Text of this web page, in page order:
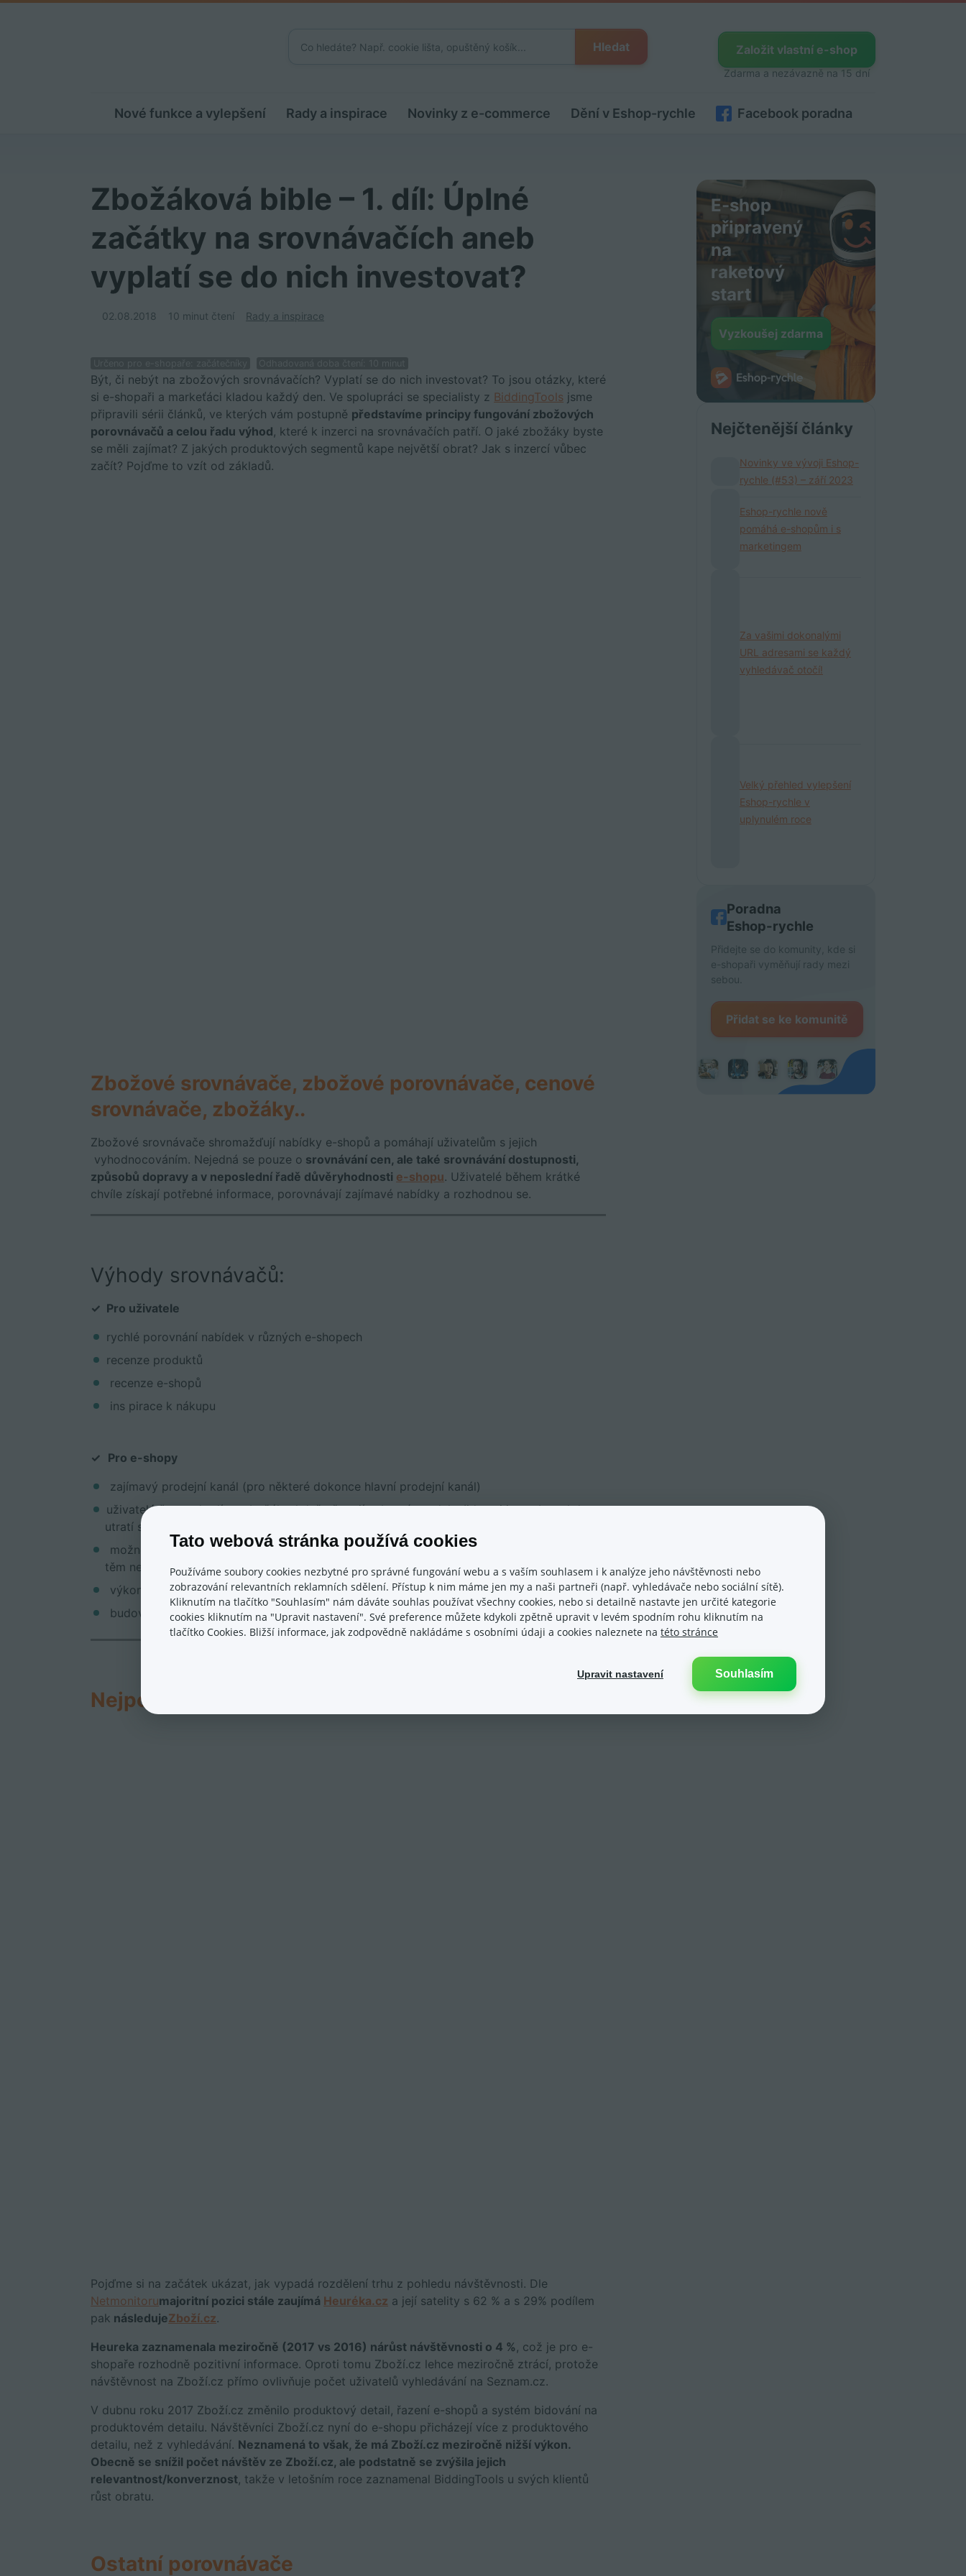
Hledat Založit vlastní e-shop
Zdarma a nezávazně na 15 dní
Nové funkce a vylepšení Rady a inspirace Novinky z e-commerce Dění v Eshop-rychle Facebook poradna
Zbožáková bible – 1. díl: Úplné
začátky na srovnávačích aneb
vyplatí se do nich investovat?
02.08.2018 10 minut čtení Rady a inspirace
Být, či nebýt na zbožových srovnávačích? Vyplatí se do nich investovat? To jsou otázky, které
si e-shopaři a markeťáci kladou každý den. Ve spolupráci se specialisty z BiddingTools jsme
připravili sérii článků, ve kterých vám postupně představíme principy fungování zbožových
porovnávačů a celou řadu výhod, které k inzerci na srovnávačích patří. O jaké zbožáky byste
se měli zajímat? Z jakých produktových segmentů kape největší obrat? Jak s inzercí vůbec
začít? Pojďme to vzít od základů.
Zbožové srovnávače, zbožové porovnávače, cenové
srovnávače, zbožáky..
Zbožové srovnávače shromažďují nabídky e-shopů a pomáhají uživatelům s jejich
vyhodnocováním. Nejedná se pouze o srovnávání cen, ale také srovnávání dostupnosti,
způsobů dopravy a v neposlední řadě důvěryhodnosti e-shopu. Uživatelé během krátké
chvíle získají potřebné informace, porovnávají zajímavé nabídky a rozhodnou se.
Výhody srovnávačů:
✓ Pro uživatele
rychlé porovnání nabídek v různých e-shopech
recenze produktů
recenze e-shopů
ins pirace k nákupu
✓ Pro e-shopy
zajímavý prodejní kanál (pro některé dokonce hlavní prodejní kanál)
uživatelé často chodí na zbožáky, když už mají vybraný produkt (jdou si jen vybrat, kde
utratí své peníze)
možnost ovlivňovat své zobrazování pomocí biddingu (i malé e-shopy mohou konkurovat
těm největším)
výkon srovnávačů je snadno měřitelný
budování důvěryhodnosti prostřednictvím recenzí e-shopu
Nejpopulárnější cenové srovnávače
Pojďme si na začátek ukázat, jak vypadá rozdělení trhu z pohledu návštěvnosti. Dle
Netmonitorumajoritní pozici stále zaujímá Heuréka.cz a její satelity s 62 % a s 29% podílem
pak následujeZboží.cz.
Heureka zaznamenala meziročně (2017 vs 2016) nárůst návštěvnosti o 4 % , což je pro e-
shopaře rozhodně pozitivní informace. Oproti tomu Zboží.cz lehce meziročně ztrácí, protože
návštěvnost na Zboží.cz přímo ovlivňuje počet uživatelů vyhledávání na Seznam.cz.
V dubnu roku 2017 Zboží.cz změnilo produktový detail, řazení e-shopů a systém bidování na
produktovém detailu. Návštěvníci Zboží.cz nyní do e-shopu přicházejí více z produktového
detailu, než z vyhledávání. Neznamená to však, že má Zboží.cz meziročně nižší výkon.
Obecně se snížil počet návštěv ze Zboží.cz, ale podstatně se zvýšila jejich
relevantnost/konverznost, takže v letošním roce zaznamenal BiddingTools u svých klientů
růst obratu.
Ostatní porovnávače
E-shop
připravený
na
raketový
start
Vyzkoušej zdarma
Nejčtenější články
Novinky ve vývoji Eshop-
rychle (#53) – září 2023
Eshop-rychle nově
pomáhá e-shopům i s
marketingem
Za vašimi dokonalými
URL adresami se každý
vyhledávač otočí!
Velký přehled vylepšení
Eshop-rychle v
uplynulém roce
Poradna
Eshop-rychle
Přidejte se do komunity, kde si
e-shopaři vyměňují rady mezi
sebou.
Přidat se ke komunitě
Tato webová stránka používá cookies
Používáme soubory cookies nezbytné pro správné fungování webu a s vaším souhlasem i k analýze jeho návštěvnosti nebo
zobrazování relevantních reklamních sdělení. Přístup k nim máme jen my a naši partneři (např. vyhledávače nebo sociální sítě).
Kliknutím na tlačítko "Souhlasím" nám dáváte souhlas používat všechny cookies, nebo si detailně nastavte jen určité kategorie
cookies kliknutím na "Upravit nastavení". Své preference můžete kdykoli zpětně upravit v levém spodním rohu kliknutím na
tlačítko Cookies. Bližší informace, jak zodpovědně nakládáme s osobními údaji a cookies naleznete na této stránce
Souhlasím
Upravit nastavení